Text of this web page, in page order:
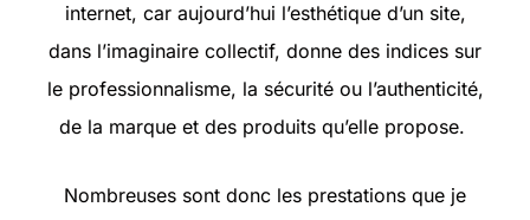
internet, car aujourd’hui l’esthétique d’un site,
dans l’imaginaire collectif, donne des indices sur
le professionnalisme, la sécurité ou l’authenticité,
de la marque et des produits qu’elle propose.
Nombreuses sont donc les prestations que je